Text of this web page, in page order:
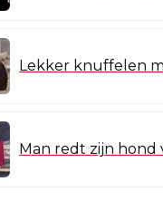
Lekker knuffelen
Man redt zijn hond